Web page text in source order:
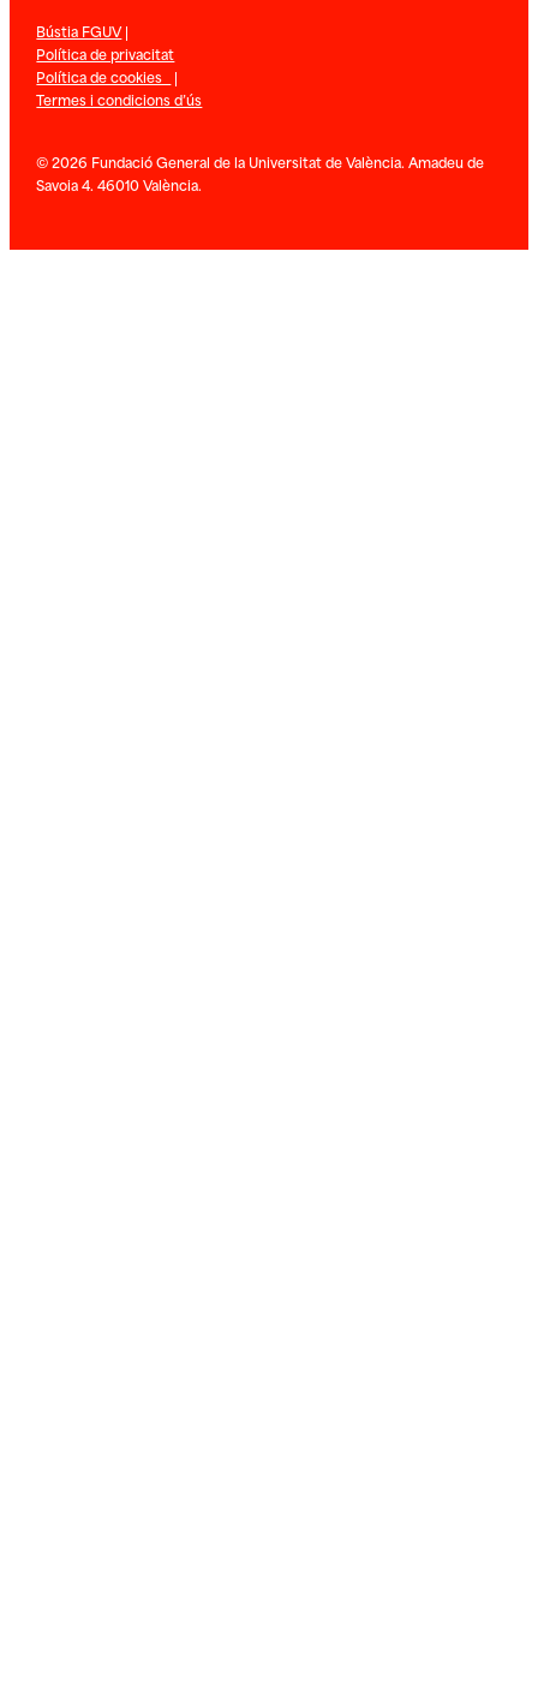
Bústia FGUV|
Política de privacitat
Política de cookies |
Termes i condicions d’ús
© 2026 Fundació General de la Universitat de València. Amadeu de
Savoia 4. 46010 València.